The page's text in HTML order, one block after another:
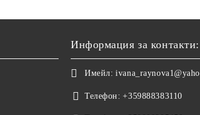
Информация за контакти:
Имейл:
Телефон: +359888383110